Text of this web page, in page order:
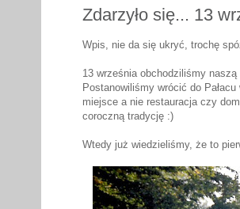
Zdarzyło się... 13
Wpis, nie da się ukryć, trochę
13 września obchodziliśmy
Postanowiliśmy wrócić do
miejsce a nie restauracja czy
coroczną tradycję :)
Wtedy już wiedzieliśmy, że to